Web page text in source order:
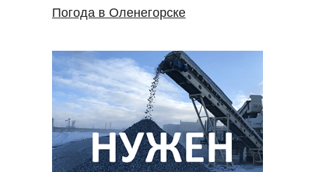
Погода в Оленегорске